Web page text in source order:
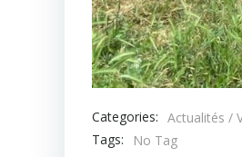
Categories: Actualités /
Tags:
No Tag